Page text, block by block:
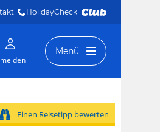
HolidayCheck
Menü
Einen Reisetipp bewerten